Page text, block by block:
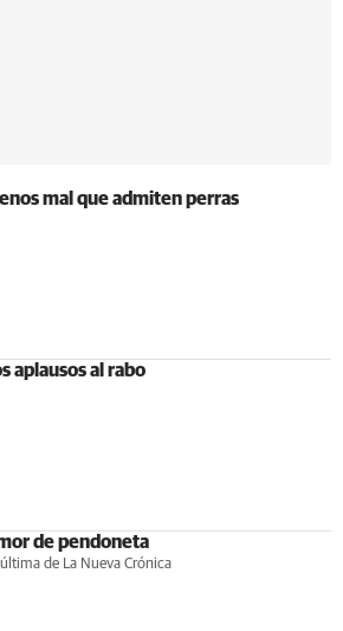
mal que admiten perras
aplausos al rabo
de pendoneta
de La Nueva Crónica